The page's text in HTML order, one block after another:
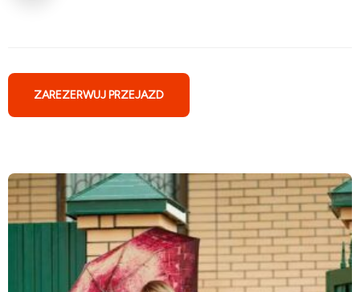
ZAREZERWUJ PRZEJAZD